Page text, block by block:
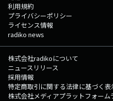
利用規約
プライバシーポリシー
ライセンス情報
radiko news
株式会社radikoについて
ニュースリリース
採用情報
特定商取引に関する法律に基づく表
株式会社メディアプラットフォーム